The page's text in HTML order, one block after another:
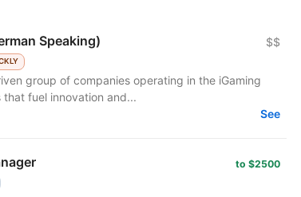
Speaking) $$
group of companies operating in the iGaming
fuel innovation and...
See
to $2500